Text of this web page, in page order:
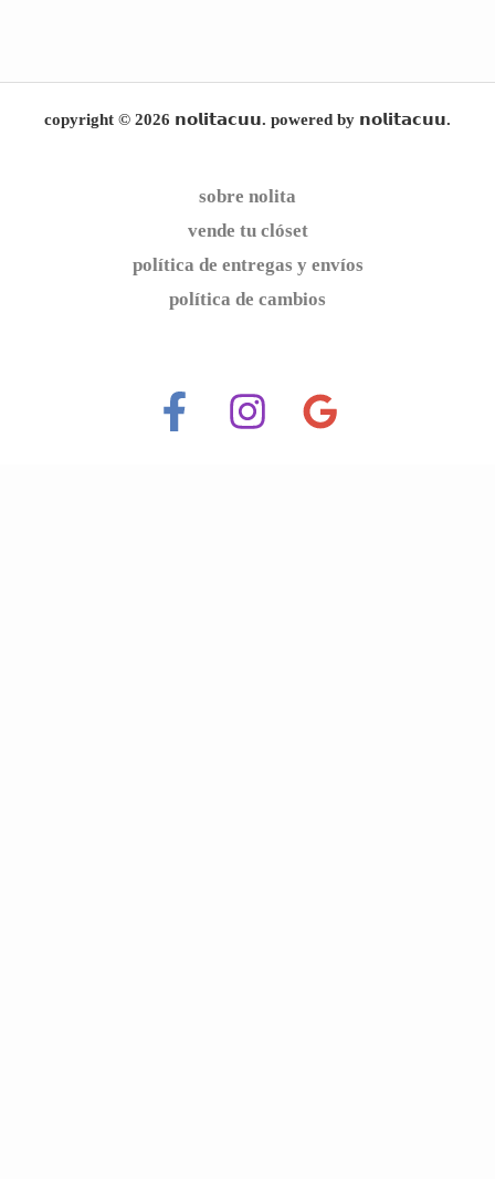
copyright © 2026 𝗻𝗼𝗹𝗶𝘁𝗮𝗰𝘂𝘂. powered by 𝗻𝗼𝗹𝗶𝘁𝗮𝗰𝘂𝘂.
sobre nolita
vende tu clóset
política de entregas y envíos
política de cambios